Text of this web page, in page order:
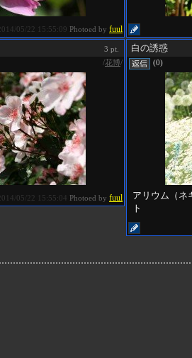
2014/05/22 15:55:09 Photoed by fuul
3 pt.
/花博/
2014/05/22 15:55:04 Photoed by fuul
白の誘惑
(0)
アリウム（ネ
ト